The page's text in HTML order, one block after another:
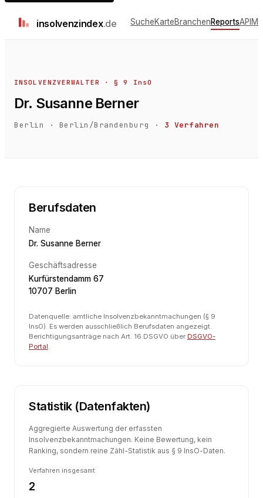
insolvenzindex.de SucheKarteBranchenReportsAPI
INSOLVENZVERWALTER · § 9 InsO
Dr. Susanne Berner
Berlin · Berlin/Brandenburg · 3 Verfahren
Berufsdaten
Name
Dr. Susanne Berner
Geschäftsadresse
Kurfürstendamm 67
10707 Berlin
Datenquelle: amtliche Insolvenzbekanntmachungen (§ 9
InsO). Es werden ausschließlich Berufsdaten angezeigt.
Berichtigungsanträge nach Art. 16 DSGVO über DSGVO-
Portal.
Statistik (Datenfakten)
Aggregierte Auswertung der erfassten
Insolvenzbekanntmachungen. Keine Bewertung, kein
Ranking, sondern reine Zähl-Statistik aus § 9 InsO-Daten.
Verfahren insgesamt
2